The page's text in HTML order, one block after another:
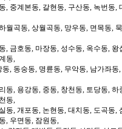
, 중계본동, 갈현동, 구산동, 녹번동,
월곡동, 상월곡동, 망우동, 면목동,
금호동, 마장동, 성수동, 옥수동, 왕
동,
, 동숭동, 명륜동, 무악동, 남가좌
, 용강동, 중동, 창천동, 토당동,
동,
동, 개포동, 논현동, 대치동, 도곡동,
, 우면동, 잠원동,